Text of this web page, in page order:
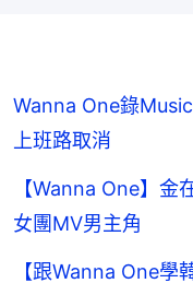
Wanna One錄
上班路取消
【Wanna One】
女團MV男主角
【跟Wanna One